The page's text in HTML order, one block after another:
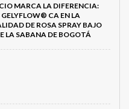
MARCA LA DIFERENCIA:
CA EN LA
DE ROSA SPRAY BAJO
LA SABANA DE BOGOTÁ